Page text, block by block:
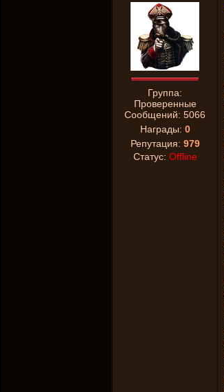
Группа:
Проверенные
Сообщений: 5066
Награды: 0
Репутация: 979
Статус: Offline